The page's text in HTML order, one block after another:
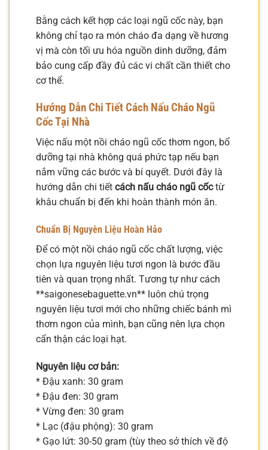
Bằng cách kết hợp các loại ngũ cốc này, bạn
không chỉ tạo ra món cháo đa dạng về hương
vị mà còn tối ưu hóa nguồn dinh dưỡng, đảm
bảo cung cấp đầy đủ các vi chất cần thiết cho
cơ thể.
Hướng Dẫn Chi Tiết Cách Nấu Cháo Ngũ
Cốc Tại Nhà
Việc nấu một nồi cháo ngũ cốc thơm ngon, bổ
dưỡng tại nhà không quá phức tạp nếu bạn
nắm vững các bước và bí quyết. Dưới đây là
hướng dẫn chi tiết cách nấu cháo ngũ cốctừ
khâu chuẩn bị đến khi hoàn thành món ăn.
Chuẩn Bị Nguyên Liệu Hoàn Hảo
Để có một nồi cháo ngũ cốc chất lượng, việc
chọn lựa nguyên liệu tươi ngon là bước đầu
tiên và quan trọng nhất. Tương tự như cách
**saigonesebaguette.vn** luôn chú trọng
nguyên liệu tươi mới cho những chiếc bánh mì
thơm ngon của mình, bạn cũng nên lựa chọn
cẩn thận các loại hạt.
Nguyên liệu cơ bản:
* Đậu xanh: 30 gram
* Đậu đen: 30 gram
* Vừng đen: 30 gram
* Lạc (đậu phộng): 30 gram
* Gạo lứt: 30-50 gram (tùy theo sở thích về độ